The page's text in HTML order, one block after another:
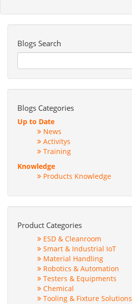
Blogs Search
Blogs Categories
Up to Date
News
Activitys
Training
Knowledge
Products Knowledge
Product Categories
ESD & Cleanroom
Smart & Industrial IoT
Material Handling
Robotics & Automation
Testers & Equipments
Chemical
Tooling & Fixture Solutions